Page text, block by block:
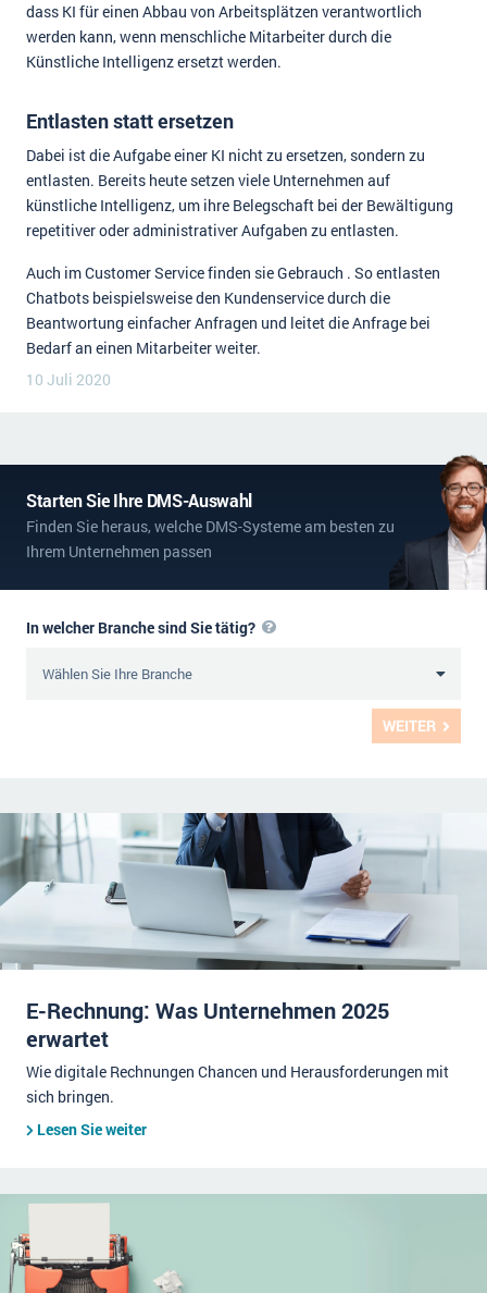
dass KI für einen Abbau von Arbeitsplätzen verantwortlich
werden kann, wenn menschliche Mitarbeiter durch die
Künstliche Intelligenz ersetzt werden.
Entlasten statt ersetzen
Dabei ist die Aufgabe einer KI nicht zu ersetzen, sondern zu
entlasten. Bereits heute setzen viele Unternehmen auf
künstliche Intelligenz, um ihre Belegschaft bei der Bewältigung
repetitiver oder administrativer Aufgaben zu entlasten.
Auch im Customer Service finden sie Gebrauch . So entlasten
Chatbots beispielsweise den Kundenservice durch die
Beantwortung einfacher Anfragen und leitet die Anfrage bei
Bedarf an einen Mitarbeiter weiter.
10 Juli 2020
Starten Sie Ihre DMS-Auswahl
Finden Sie heraus, welche DMS-Systeme am besten zu
Ihrem Unternehmen passen
WEITER
In welcher Branche sind Sie tätig?
E-Rechnung: Was Unternehmen 2025
erwartet
Wie digitale Rechnungen Chancen und Herausforderungen mit
sich bringen.
Lesen Sie weiter